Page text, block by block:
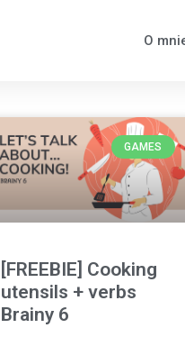
O
GAMES
[FREEBIE] Cooking
utensils + verbs
Brainy 6